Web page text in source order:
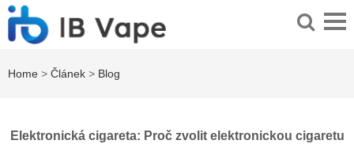
Home > Článek > Blog
Elektronická cigareta: Proč zvolit elektronickou cigaretu